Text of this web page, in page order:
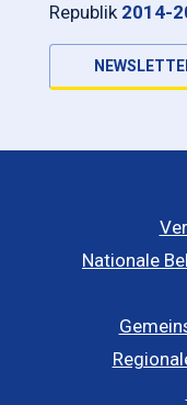
Republik 2014-
Nationale